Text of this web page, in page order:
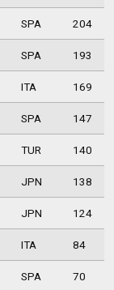
SPA 204
SPA 193
ITA 169
SPA 147
TUR 140
JPN 138
JPN 124
ITA 84
SPA 70